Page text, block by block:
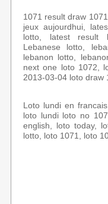
1071 result draw
jeux aujourdhui,
lotto, latest result
Lebanese lotto,
lebanon lotto,
next one loto 1072,
2013-03-04 loto draw
Loto lundi en
loto lundi loto no
english, loto today,
lotto, loto 1071, loto